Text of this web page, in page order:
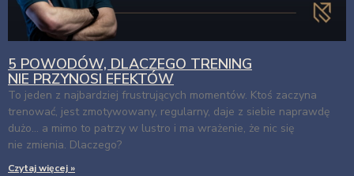
5 POWODÓW, DLACZEGO TRENING
NIE PRZYNOSI EFEKTÓW
To jeden z najbardziej frustrujących momentów. Ktoś zaczyna
trenować, jest zmotywowany, regularny, daje z siebie naprawdę
dużo… a mimo to patrzy w lustro i ma wrażenie, że nic się
nie zmienia. Dlaczego?
Czytaj więcej »